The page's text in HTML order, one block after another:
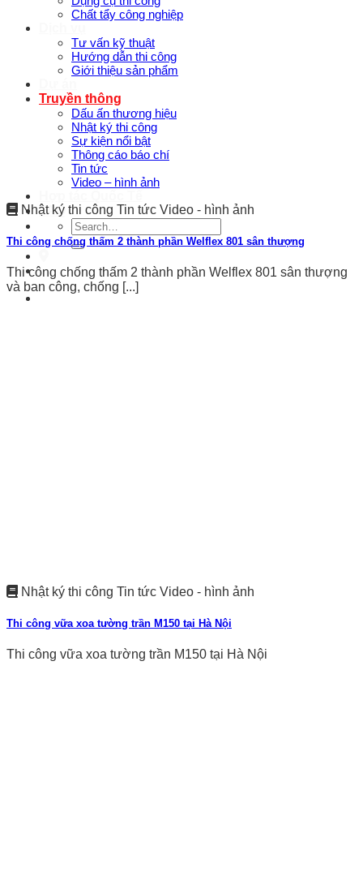
Chất tẩy công nghiệp
Tư vấn kỹ thuật
Hướng dẫn thi công
Giới thiệu sản phẩm
Truyền thông
Dấu ấn thương hiệu
Nhật ký thi công
Sự kiện nổi bật
Thông cáo báo chí
Tin tức
Video – hình ảnh
FAQ
Search
for:
Nhật ký thi công Tin tức Video - hình ảnh
Thi công chống thấm 2 thành phần Welflex 801 sân thượng
Thi công chống thấm 2 thành phần Welflex 801 sân thượng
và ban công, chống [...]
Nhật ký thi công Tin tức Video - hình ảnh
Thi công vữa xoa tường trần M150 tại Hà Nội
Thi công vữa xoa tường trần M150 tại Hà Nội